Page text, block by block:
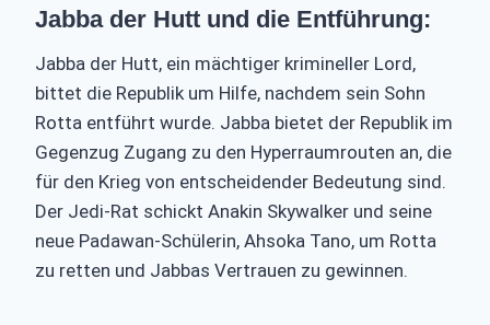
Jabba der Hutt und die Entführung:
Jabba der Hutt, ein mächtiger krimineller Lord,
bittet die Republik um Hilfe, nachdem sein Sohn
Rotta entführt wurde. Jabba bietet der Republik im
Gegenzug Zugang zu den Hyperraumrouten an, die
für den Krieg von entscheidender Bedeutung sind.
Der Jedi-Rat schickt Anakin Skywalker und seine
neue Padawan-Schülerin, Ahsoka Tano, um Rotta
zu retten und Jabbas Vertrauen zu gewinnen.